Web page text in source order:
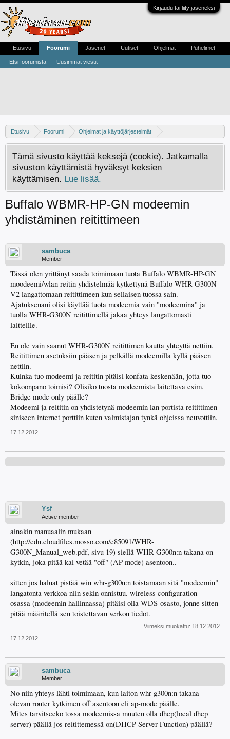
Kirjaudu tai liity jäseneksi
Etusivu Foorumi
Ohjelmat ja käyttöjärjestelmät
WLAN ja lähiverkot
Tämä sivusto käyttää keksejä (cookie). Jatkamalla
sivuston käyttämistä hyväksyt keksien
käyttämisen. Lue lisää.
Buffalo WBMR-HP-GN modeemin
yhdistäminen reitittimeen
sambuca
Member
Tässä olen yrittänyt saada toimimaan tuota Buffalo WBMR-HP-GN
moodeemi/wlan reitin yhdistelmää kytkettynä Buffalo WHR-G300N
V2 langattomaan reitittimeen kun sellaisen tuossa sain.
Ajatuksenani olisi käyttää tuota modeemia vain "modeemina" ja
tuolla WHR-G300N reitittimellä jakaa yhteys langattomasti
laitteille.
En ole vain saanut WHR-G300N reitittimen kautta yhteyttä nettiin.
Reitittimen asetuksiin pääsen ja pelkällä modeemilla kyllä pääsen
nettiin.
Kuinka tuo modeemi ja reititin pitäisi konfata keskenään, jotta tuo
kokoonpano toimisi? Olisiko tuosta modeemista laitettava esim.
Bridge mode only päälle?
Modeemi ja reititin on yhdistetynä modeemin lan portista reitittimen
siniseen internet porttiin kuten valmistajan tynkä ohjeissa neuvottiin.
17.12.2012
Ysf
Active member
ainakin manuaalin mukaan
(http://cdn.cloudfiles.mosso.com/c85091/WHR-
G300N_Manual_web.pdf, sivu 19) siellä WHR-G300n:n takana on
kytkin, joka pitää kai vetää "off" (AP-mode) asentoon..
sitten jos haluat pistää win whr-g300n:n toistamaan sitä "modeemin"
langatonta verkkoa niin sekin onnistuu. wireless configuration -
osassa (modeemin hallinnassa) pitäisi olla WDS-osasto, jonne sitten
pitää määritellä sen toistettavan verkon tiedot.
Viimeksi muokattu: 18.12.2012
17.12.2012
sambuca
Member
No niin yhteys lähti toimimaan, kun laiton whr-g300n:n takana
olevan router kytkimen off asentoon eli ap-mode päälle.
Mites tarvitseeko tossa modeemissa muuten olla dhcp(local dhcp
server) päällä jos reitittemessä on(DHCP Server Function) päällä?
Etusivu Foorumi
Etsi foorumista Uusimmat viestit
Jäsenet Uutiset Ohjelmat Puhelimet